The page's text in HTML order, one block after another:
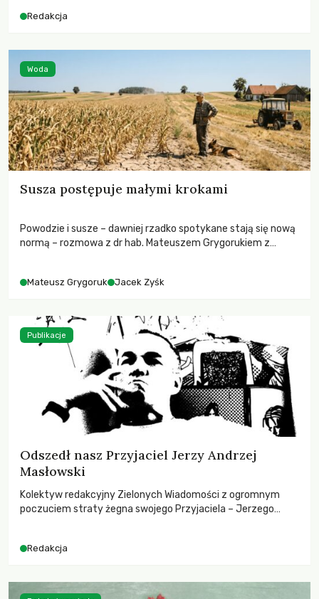
niezwykle korzystne rozwiązania dla przyrody i zwierząt,
funkcjonowania łowiectwa w Polsce.
Redakcja
Susza postępuje małymi krokami
Powodzie i susze – dawniej rzadko spotykane stają się nową
normą – rozmowa z dr hab. Mateuszem Grygorukiem z
Mateusz Grygoruk Jacek Zyśk
Woda
Odszedł nasz Przyjaciel Jerzy Andrzej
Masłowski
Kolektyw redakcyjny Zielonych Wiadomości z ogromnym
poczuciem straty żegna swojego Przyjaciela – Jerzego
Redakcja
Publikacje